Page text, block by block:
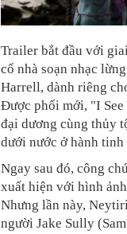
Trailer bắt đầu với
cố nhà soạn nhạc
Harrell, dành riêng
Được phối mới, "I
đại dương cùng thủy
dưới nước ở hành tinh
Ngay sau đó, công
xuất hiện với hình
Nhưng lần này,
người Jake Sully